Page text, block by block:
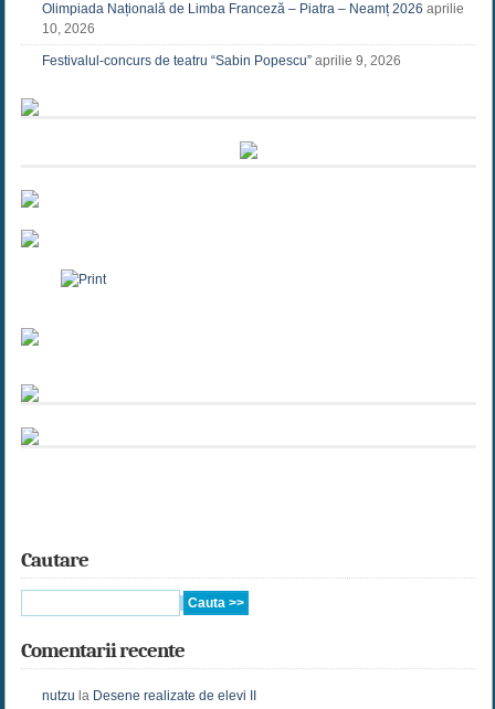
Olimpiada Națională de Limba Franceză – Piatra – Neamț 2026 aprilie
10, 2026
Festivalul-concurs de teatru “Sabin Popescu” aprilie 9, 2026
Cautare
Comentarii recente
nutzu la Desene realizate de elevi II